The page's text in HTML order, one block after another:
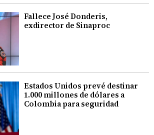
Fallece José Donderis,
exdirector de Sinaproc
Estados Unidos prevé destinar
1.000 millones de dólares a
Colombia para seguridad